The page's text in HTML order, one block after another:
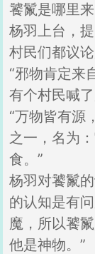
饕鬣是哪里
杨羽上台，
村民们都议论
“邪物肯定来
有个村民喊了
“万物皆有源
之一，名为
食。”
杨羽对饕鬣
的认知是有
魔，所以饕
他是神物。”